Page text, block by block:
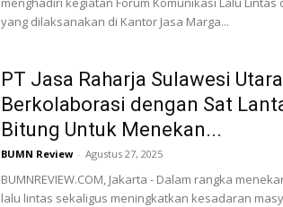
yang dilaksanakan di Kantor Jasa Marga...
PT Jasa Raharja Sulawesi Utara
Berkolaborasi dengan Sat
Bitung Untuk Menekan...
BUMN Review - Agustus 27, 2025
BUMNREVIEW.COM, Jakarta - Dalam rangka
lalu lintas sekaligus meningkatkan kesadaran